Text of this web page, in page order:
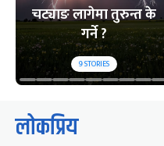
चट्याङ लागेमा तुरुन्त के
गर्ने ?
9STORIES
लोकप्रिय